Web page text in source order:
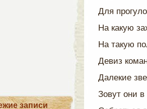
записи
Для
На какую
На такую
Девиз
Далекие
Зовут они